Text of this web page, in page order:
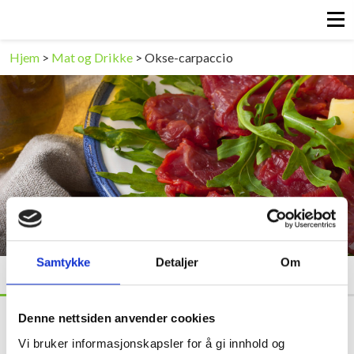
Samtykke Detaljer Om
Denne nettsiden anvender cookies
Vi bruker informasjonskapsler for å gi innhold og
Hjem > Mat og Drikke >Okse-carpaccio
40 minuter 2 personer